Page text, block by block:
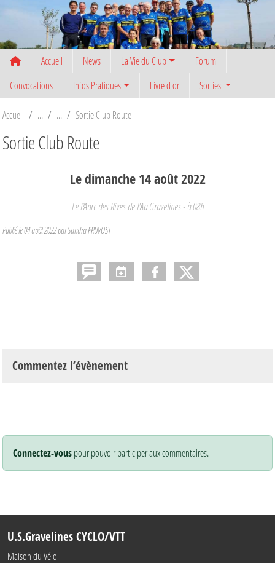
Accueil News La Vie du Club
Forum
Convocations
Infos Pratiques Livre d or Sorties
Accueil Sortie Club Route
Sortie Club Route
Ledimanche14août2022
Le PAarc des Rives de l'Aa Gravelines - à 08h
Publié le04 août 2022parSandra PRUVOST
Commentez l’évènement
Connectez-vouspour pouvoir participer aux commentaires.
U.S.Gravelines CYCLO/VTT
Maison du Vélo
Panneau de gestion des cookies